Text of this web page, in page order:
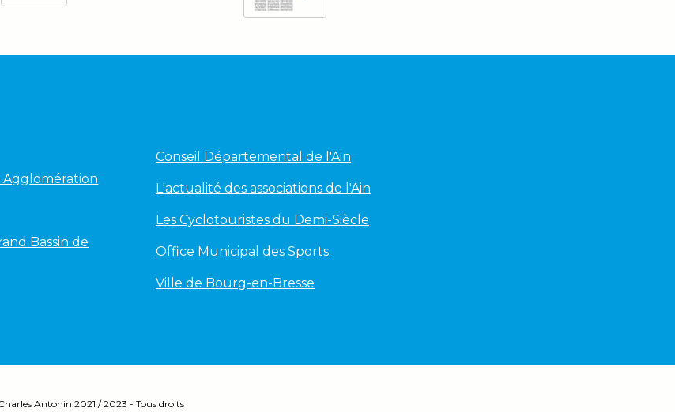
Agglomération
Bassin de
Conseil Départemental de l'Ain
L'actualité des associations de l'Ain
Les Cyclotouristes du Demi-Siècle
Office Municipal des Sports
Ville de Bourg-en-Bresse
Antonin 2021 / 2023 - Tous droits